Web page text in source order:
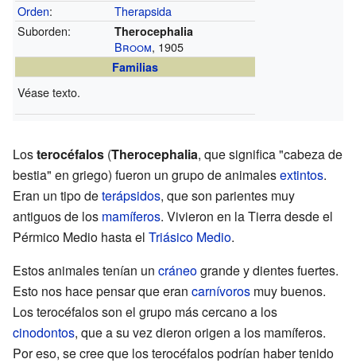
Orden:
Therapsida
Suborden:
Therocephalia
Broom, 1905
Familias
Véase texto.
Losterocéfalos (Therocephalia, que significa "cabeza de
bestia" en griego) fueron un grupo de animalesextintos.
Eran un tipo deterápsidos, que son parientes muy
antiguos de los mamíferos. Vivieron en la Tierra desde el
Pérmico Medio hasta el Triásico Medio.
Estos animales tenían un cráneogrande y dientes fuertes.
Esto nos hace pensar que eran carnívoros muy buenos.
Los terocéfalos son el grupo más cercano a los
cinodontos, que a su vez dieron origen a los mamíferos.
Por eso, se cree que los terocéfalos podrían haber tenido